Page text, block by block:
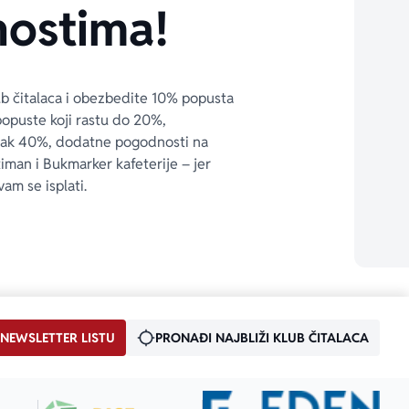
čitalaca i obezbedite 10% popusta
koji rastu do 20%,
40%, dodatne pogodnosti na
i Bukmarker kafeterije – jer
se isplati.
LISTU PRONAĐI NAJBLIŽI KLUB ČITALACA